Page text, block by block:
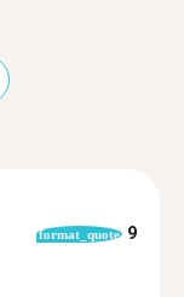
format_quote 9